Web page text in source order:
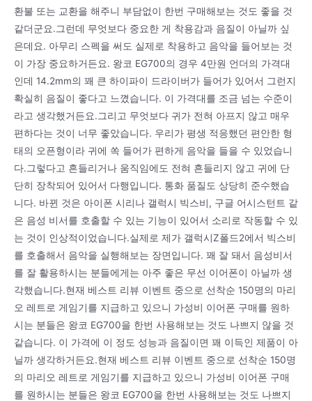
환불 또는 교환을 해주니 부담없이 한번 구매해보는 것도 좋을 것
같더군요.그런데 무엇보다 중요한 게 착용감과 음질이 아닐까 싶
은데요. 아무리 스펙을 써도 실제로 착용하고 음악을 들어보는 것
이 가장 중요하거든요. 왕코 EG700의 경우 4만원 언더의 가격대
인데 14.2mm의 꽤 큰 하이파이 드라이버가 들어가 있어서 그런지
확실히 음질이 좋다고 느꼈습니다. 이 가격대를 조금 넘는 수준이
라고 생각했거든요.그리고 무엇보다 귀가 전혀 아프지 않고 매우
편하다는 것이 너무 좋았습니다. 우리가 평생 적응했던 편안한 형
태의 오픈형이라 귀에 쏙 들어가 편하게 음악을 들을 수 있었습니
다.그렇다고 흔들리거나 움직임에도 전혀 흔들리지 않고 귀에 단
단히 장착되어 있어서 다행입니다. 통화 품질도 상당히 준수했습
니다. 바뀐 것은 아이폰 시리나 갤럭시 빅스비, 구글 어시스턴트 같
은 음성 비서를 호출할 수 있는 기능이 있어서 소리로 작동할 수 있
는 것이 인상적이었습니다.실제로 제가 갤럭시Z폴드2에서 빅스비
를 호출해서 음악을 실행해보는 장면입니다. 꽤 잘 돼서 음성비서
를 잘 활용하시는 분들에게는 아주 좋은 무선 이어폰이 아닐까 생
각했습니다.현재 베스트 리뷰 이벤트 중으로 선착순 150명의 마리
오 레트로 게임기를 지급하고 있으니 가성비 이어폰 구매를 원하
시는 분들은 왕코 EG700을 한번 사용해보는 것도 나쁘지 않을 것
같습니다. 이 가격에 이 정도 성능과 음질이면 꽤 이득인 제품이 아
닐까 생각하거든요.현재 베스트 리뷰 이벤트 중으로 선착순 150명
의 마리오 레트로 게임기를 지급하고 있으니 가성비 이어폰 구매
를 원하시는 분들은 왕코 EG700을 한번 사용해보는 것도 나쁘지